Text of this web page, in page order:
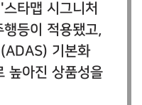
타맵 시그니처
등이 적용됐고,
기본화
높아진 상품성을